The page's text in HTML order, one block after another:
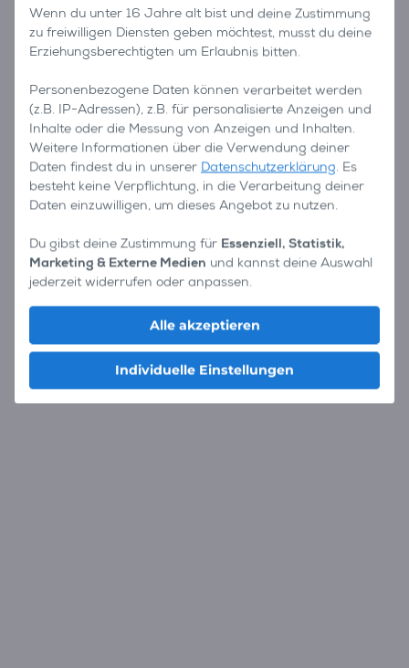
Wenn du unter 16 Jahre alt bist und deine Zustimmung
zu freiwilligen Diensten geben möchtest, musst du deine
Erziehungsberechtigten um Erlaubnis bitten.
Personenbezogene Daten können verarbeitet werden
(z.B. IP-Adressen), z.B. für personalisierte Anzeigen und
Inhalte oder die Messung von Anzeigen und Inhalten.
Weitere Informationen über die Verwendung deiner
Daten findest du in unserer Datenschutzerklärung. Es
besteht keine Verpflichtung, in die Verarbeitung deiner
Daten einzuwilligen, um dieses Angebot zu nutzen.
Du gibst deine Zustimmung für Essenziell, Statistik,
Marketing & Externe Medien und kannst deine Auswahl
jederzeit widerrufen oder anpassen.
Individuelle Einstellungen
Alle akzeptieren